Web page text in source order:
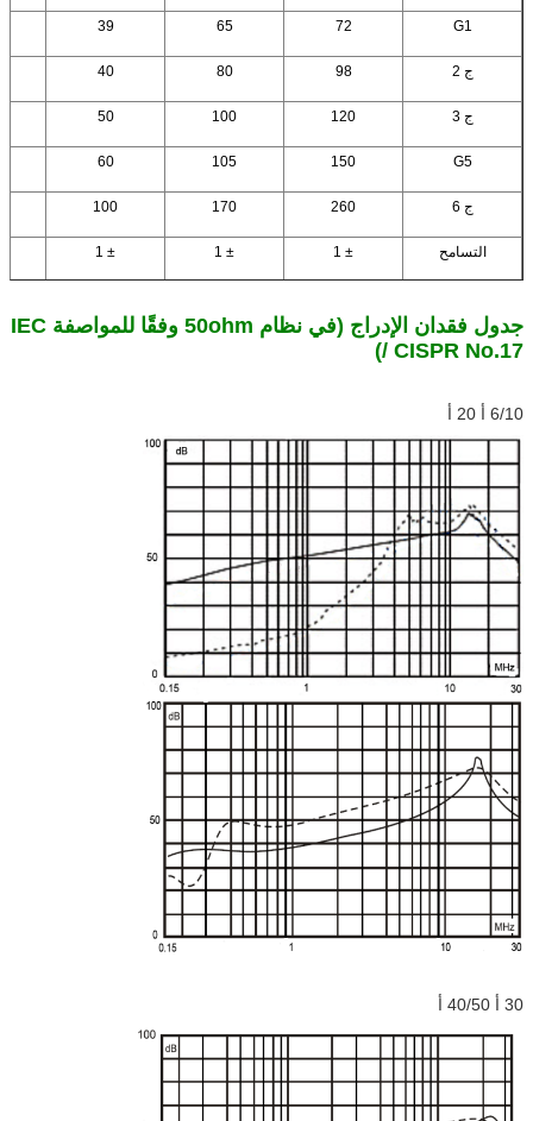
G1
72
65
39
ج 2 98
80
40
ج 3 120
100
50
G5
150
105
60
ج 6 260
170
100
التسامح ± 1
± 1
± 1
جدول فقدان الإدراج (في نظام 50ohm وفقًا للمواصفة IEC
/ CISPR No.17)
6/10 أ 20 أ
30 أ 40/50 أ